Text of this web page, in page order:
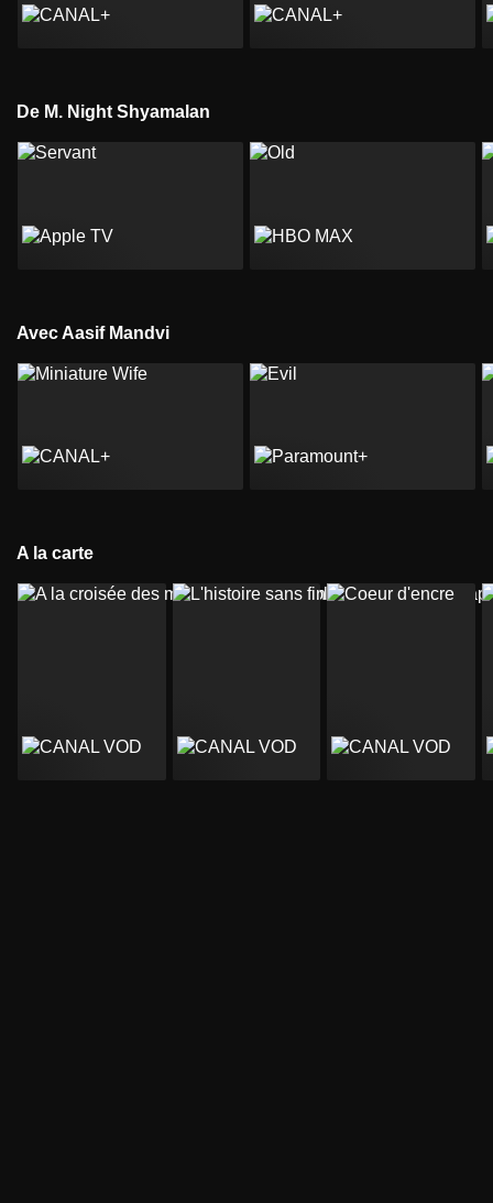
De M. Night Shyamalan
Avec Aasif Mandvi
A la carte